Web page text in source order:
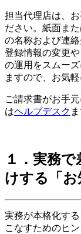
担当代理店は、
ださい。紙面ま
の名称および連
登録情報の変更
の運用をスムー
ますので、お気
ご請求書がお手
はヘルプデスク
１．実務
けする「お
実務が本格化す
こなすためのヒ